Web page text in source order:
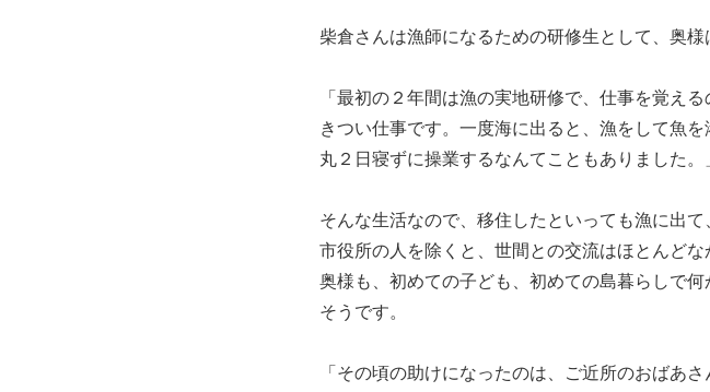
柴倉さんは漁師になるための研修生として、奥
「最初の２年間は漁の実地研修で、仕事を覚え
きつい仕事です。一度海に出ると、漁をして魚
丸２日寝ずに操業するなんてこともありました。
そんな生活なので、移住したといっても漁に出
市役所の人を除くと、世間との交流はほとんどな
奥様も、初めての子ども、初めての島暮らしで
そうです。
「その頃の助けになったのは、ご近所のおばあ